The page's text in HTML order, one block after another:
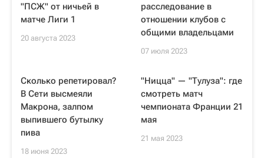
"ПСЖ" от ничьей в
матче Лиги 1
20 августа 2023
расследование в
отношении клубов с
общими владельцами
07 июля 2023
Сколько репетировал?
В Сети высмеяли
Макрона, залпом
выпившего бутылку
пива
18 июня 2023
"Ницца" — "Тулуза": где
смотреть матч
чемпионата Франции 21
мая
21 мая 2023